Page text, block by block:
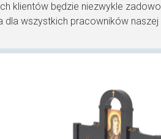
klientów będzie niezwykle
dla wszystkich pracowników